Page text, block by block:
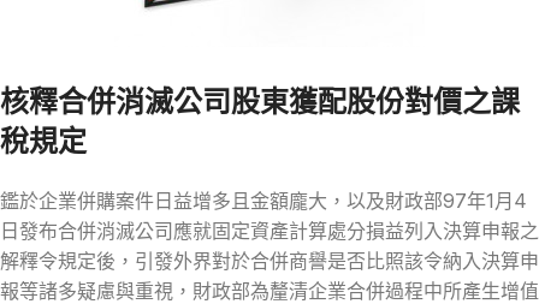
核釋合併消滅公司股東獲配股份對價之課
稅規定
鑑於企業併購案件日益增多且金額龐大，以及財政部97年1月4
日發布合併消滅公司應就固定資產計算處分損益列入決算申報之
解釋令規定後，引發外界對於合併商譽是否比照該令納入決算申
報等諸多疑慮與重視，財政部為釐清企業合併過程中所產生增值